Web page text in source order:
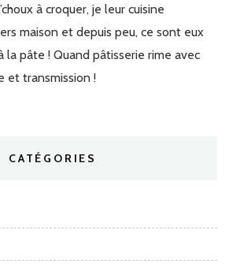
à croquer, je leur cuisine
maison et depuis peu, ce sont eux
pâte ! Quand pâtisserie rime avec
et transmission !
CATÉGORIES